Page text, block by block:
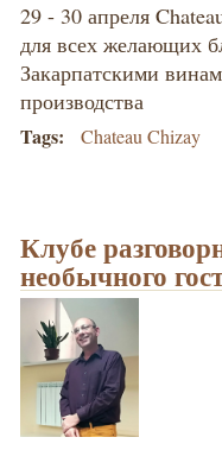
29 - 30 апреля
для всех желающих
Закарпатскими
производства
Tags: Chateau Chizay
Клубе
необычного